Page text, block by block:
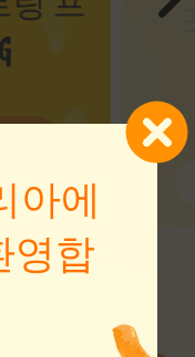
아에
영합